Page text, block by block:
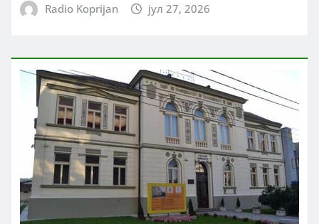
Radio Koprijan јул 27, 2026